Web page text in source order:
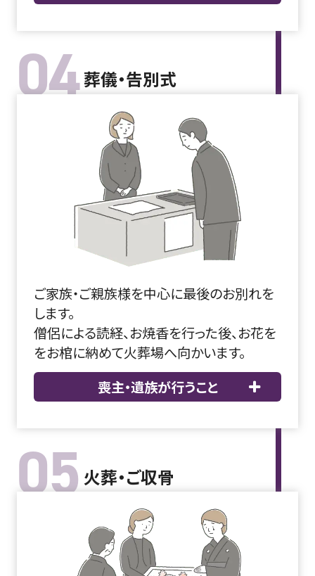
04葬儀・告別式
ご家族・ご親族様を中心に最後のお別れを
します。
僧侶による読経、お焼香を行った後、お花を
をお棺に納めて火葬場へ向かいます。
喪主・遺族が行うこと
05 火葬・ご収骨